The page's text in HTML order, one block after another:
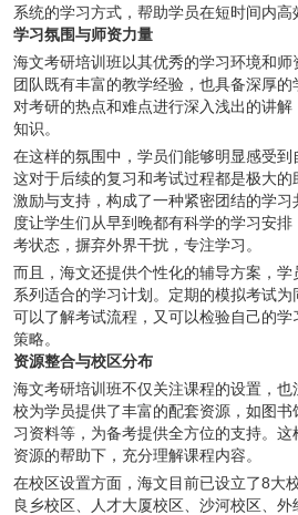
系统的学习方式，帮助学员在短时间内高
学习氛围与师资力量
海文考研培训班以其优秀的学习环境和
团队既有丰富的教学经验，也具备深厚
对考研的热点和难点进行深入浅出的讲
知识。
在这样的氛围中，学员们能够明显感受到
这对于后续的复习和考试过程都是极大
激励与支持，构成了一种紧密团结的学习
度让学生们从早到晚都有科学的学习安
考状态，摒弃外界干扰，专注学习。
而且，海文还提供个性化的辅导方案，
系列适合的学习计划。定期的模拟考试
可以了解考试流程，又可以检验自己的
策略。
资源整合与校区分布
海文考研培训班不仅关注课程的设置，
校为学员提供了丰富的配套资源，如图
习资料等，为备考提供全方位的支持。
资源的帮助下，充分理解课程内容。
在校区设置方面，海文目前已设立了8大
良乡校区、人才大厦校区、沙河校区、